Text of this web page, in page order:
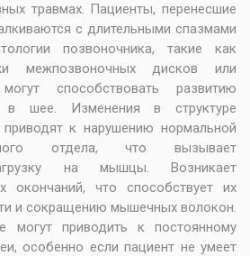
травмах. Пациенты, перенесшие
с длительными спазмами
позвоночника, такие как
межпозвоночных дисков или
способствовать развитию
шее. Изменения в структуре
к нарушению нормальной
отдела, что вызывает
на мышцы. Возникает
окончаний, что способствует их
и сокращению мышечных волокон.
могут приводить к постоянному
особенно если пациент не умеет